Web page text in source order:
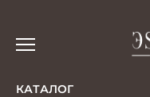
КАТАЛОГ